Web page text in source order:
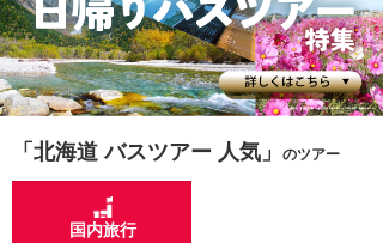
航空・ＪＲ＋宿泊 航空券＆ホテル
「北海道 バスツアー 人気」 のツアー
国内旅行